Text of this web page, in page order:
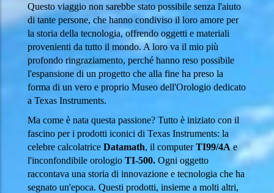
Questo viaggio non sarebbe stato possibile senza l'aiuto
di tante persone, che hanno condiviso il loro amore per
la storia della tecnologia, offrendo oggetti e materiali
provenienti da tutto il mondo. A loro va il mio più
profondo ringraziamento, perché hanno reso possibile
l'espansione di un progetto che alla fine ha preso la
forma di un vero e proprio Museo dell'Orologio dedicato
a Texas Instruments.
Ma come è nata questa passione? Tutto è iniziato con il
fascino per i prodotti iconici di Texas Instruments: la
celebre calcolatrice Datamath, il computerTI99/4A e
l'inconfondibile orologio TI-500. Ogni oggetto
raccontava una storia di innovazione e tecnologia che ha
segnato un'epoca. Questi prodotti, insieme a molti altri,